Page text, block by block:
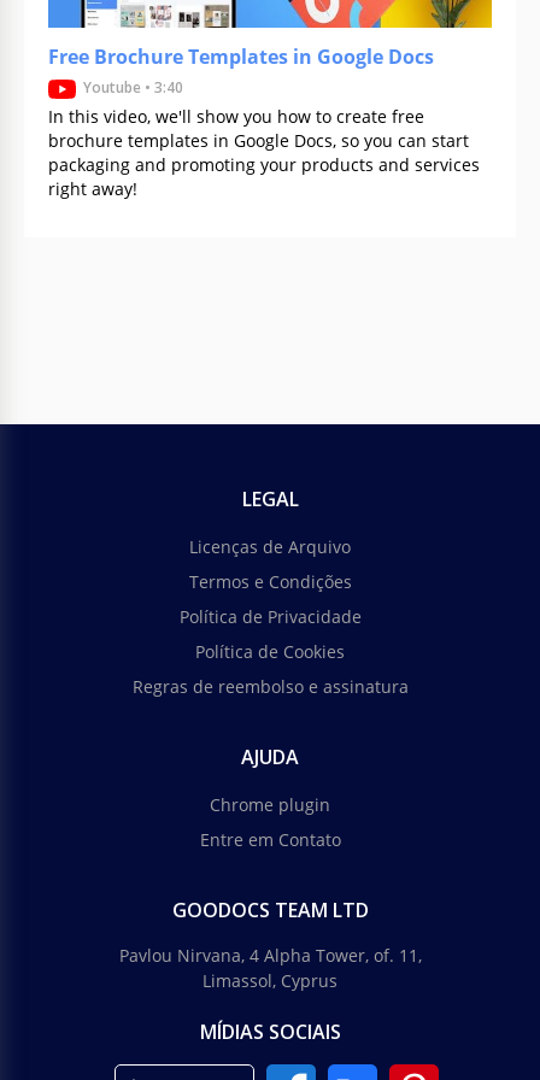
Google Docs
Brochura da Empresa Bi-Fold
Sua empresa está envolvida na venda de móveis
Brochura do Restaurante Preto
Diga a todos sobre as características do seu
restaurante com estilo. Use o modelo de folheto de
Free Brochure Templates in Google Docs
Youtube • 3:40
In this video, we'll show you how to create free
brochure templates in Google Docs, so you can start
packaging and promoting your products and services
right away!
LEGAL
Licenças de Arquivo
Termos e Condições
Política de Privacidade
Política de Cookies
Regras de reembolso e assinatura
AJUDA
Chrome plugin
Entre em Contato
GOODOCS TEAM LTD
Pavlou Nirvana, 4 Alpha Tower, of. 11,
Limassol, Cyprus
MÍDIAS SOCIAIS